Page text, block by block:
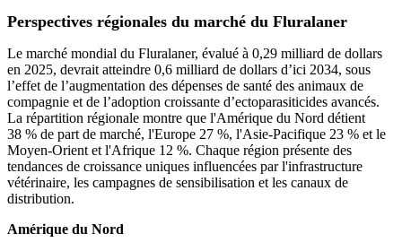
Perspectives régionales du marché du Fluralaner
Le marché mondial du Fluralaner, évalué à 0,29 milliard de dollars
en 2025, devrait atteindre 0,6 milliard de dollars d’ici 2034, sous
l’effet de l’augmentation des dépenses de santé des animaux de
compagnie et de l’adoption croissante d’ectoparasiticides avancés.
La répartition régionale montre que l'Amérique du Nord détient
38 % de part de marché, l'Europe 27 %, l'Asie-Pacifique 23 % et le
Moyen-Orient et l'Afrique 12 %. Chaque région présente des
tendances de croissance uniques influencées par l'infrastructure
vétérinaire, les campagnes de sensibilisation et les canaux de
distribution.
Amérique du Nord